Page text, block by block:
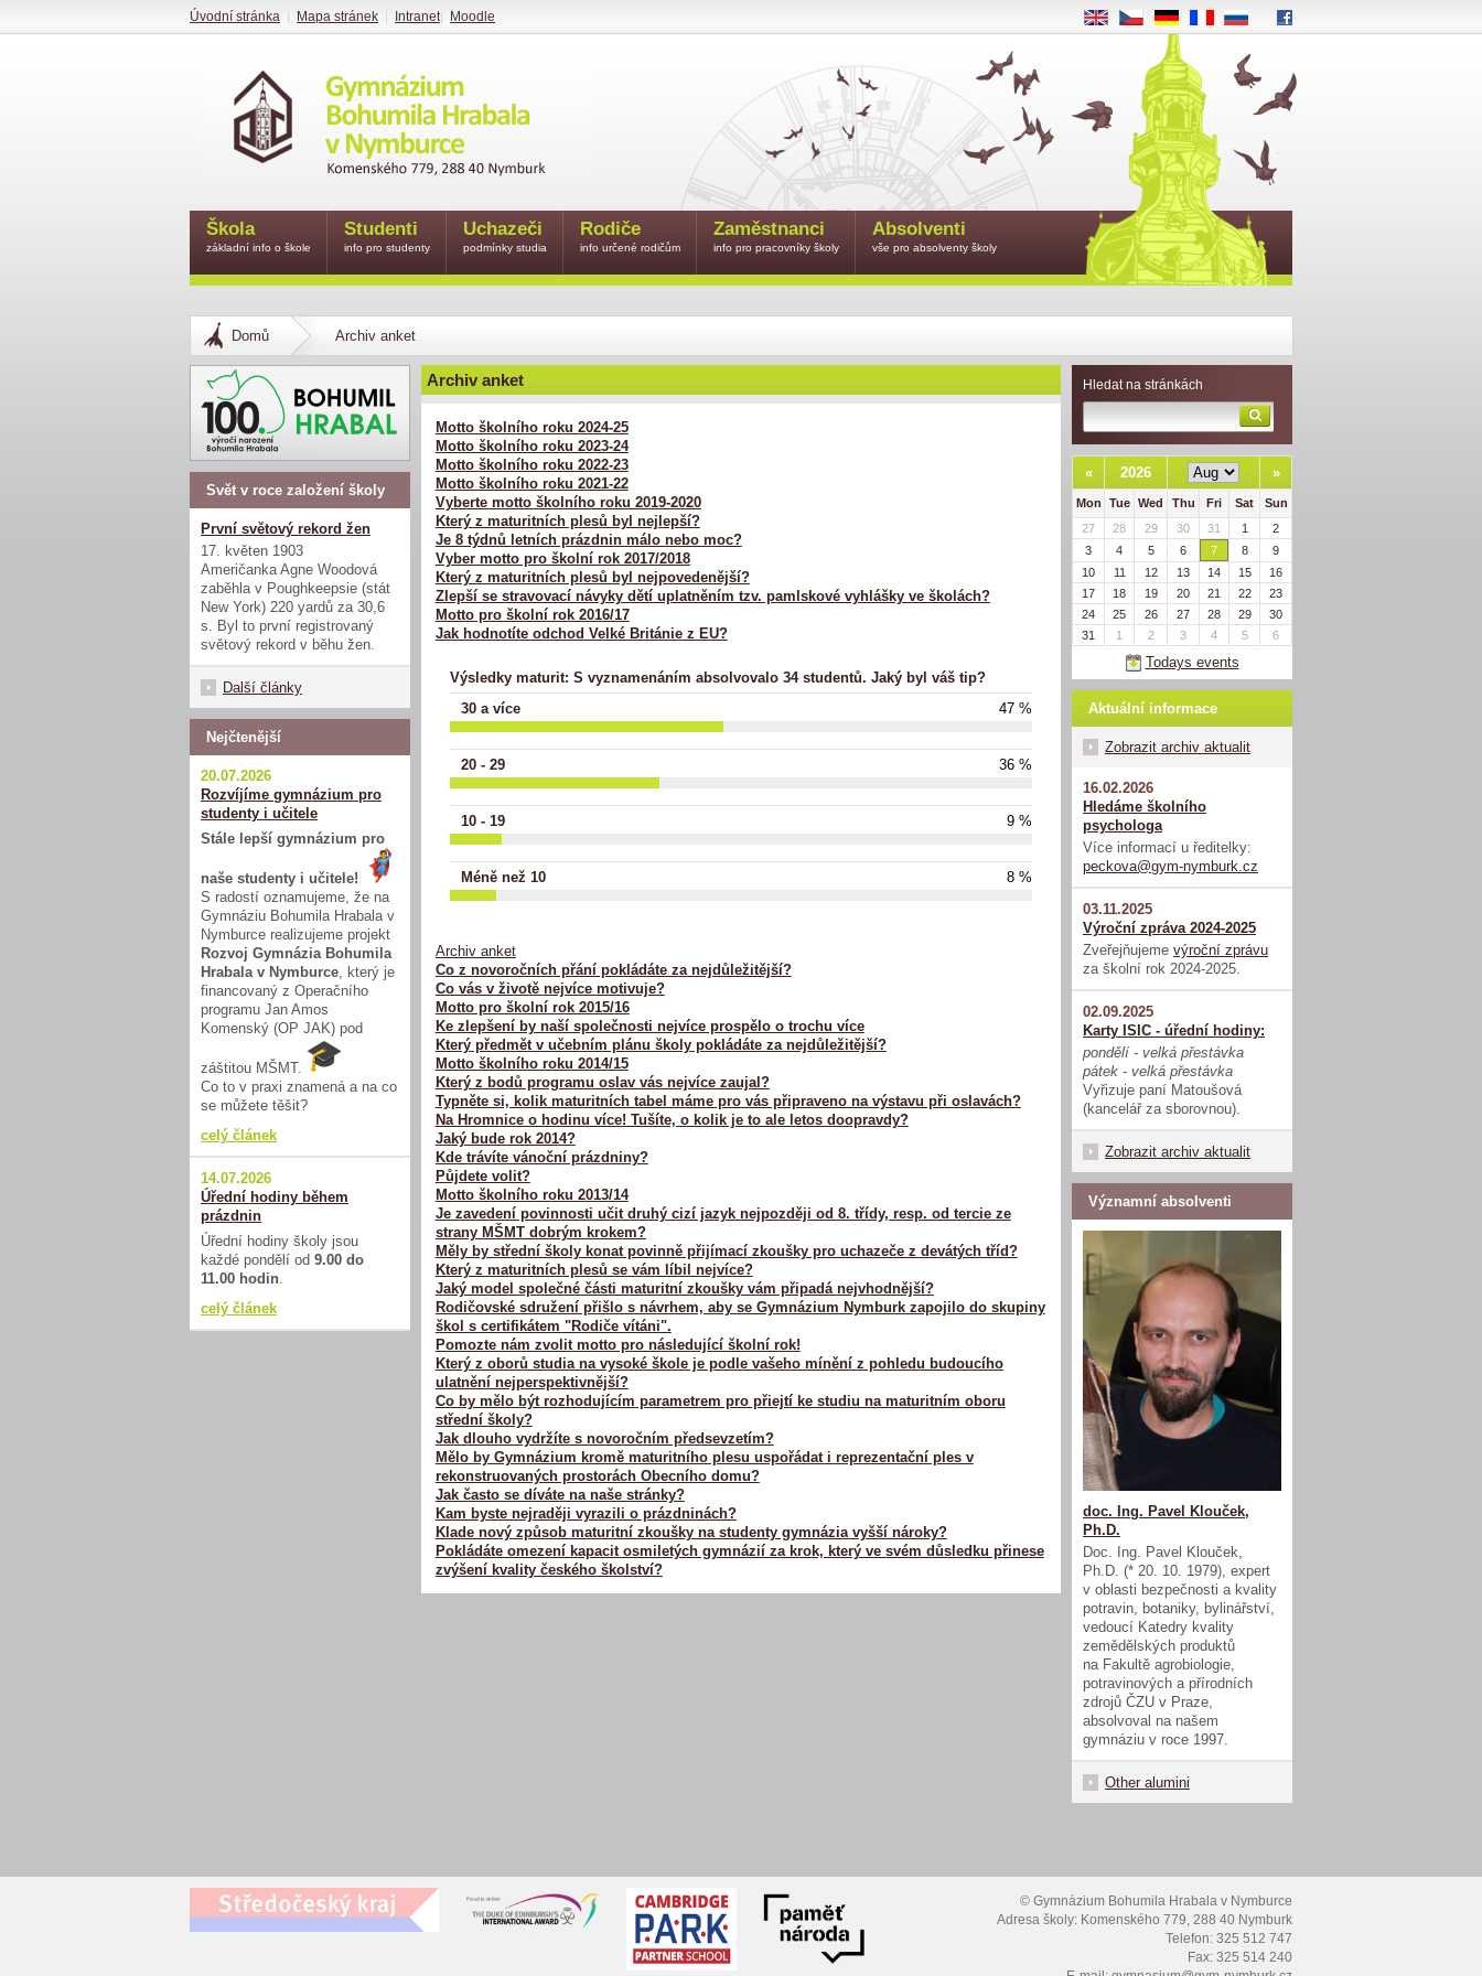
Domů Archiv anket
Archiv anket
Motto školního roku 2024-25
Motto školního roku 2023-24
Motto školního roku 2022-23
Motto školního roku 2021-22
Vyberte motto školního roku 2019-2020
Který z maturitních plesů byl nejlepší?
Je 8 týdnů letních prázdnin málo nebo moc?
Vyber motto pro školní rok 2017/2018
Který z maturitních plesů byl nejpovedenější?
Zlepší se stravovací návyky dětí uplatněním tzv. pamlskové vyhlášky ve školách?
Motto pro školní rok 2016/17
Jak hodnotíte odchod Velké Británie z EU?
Výsledky maturit: S vyznamenáním absolvovalo 34 studentů. Jaký byl váš tip?
30 a více
47 %
20 - 29 36 %
10 - 19 9 %
Méně než 10 8 %
Archiv anket
Co z novoročních přání pokládáte za nejdůležitější?
Co vás v životě nejvíce motivuje?
Motto pro školní rok 2015/16
Ke zlepšení by naší společnosti nejvíce prospělo o trochu více
Který předmět v učebním plánu školy pokládáte za nejdůležitější?
Motto školního roku 2014/15
Který z bodů programu oslav vás nejvíce zaujal?
Typněte si, kolik maturitních tabel máme pro vás připraveno na výstavu při oslavách?
Na Hromnice o hodinu více! Tušíte, o kolik je to ale letos doopravdy?
Jaký bude rok 2014?
Kde trávíte vánoční prázdniny?
Půjdete volit?
Motto školního roku 2013/14
Je zavedení povinnosti učit druhý cizí jazyk nejpozději od 8. třídy, resp. od tercie ze
strany MŠMT dobrým krokem?
Měly by střední školy konat povinně přijímací zkoušky pro uchazeče z devátých tříd?
Který z maturitních plesů se vám líbil nejvíce?
Jaký model společné části maturitní zkoušky vám připadá nejvhodnější?
Rodičovské sdružení přišlo s návrhem, aby se Gymnázium Nymburk zapojilo do skupiny
škol s certifikátem "Rodiče vítáni".
Pomozte nám zvolit motto pro následující školní rok!
Který z oborů studia na vysoké škole je podle vašeho mínění z pohledu budoucího
ulatnění nejperspektivnější?
Co by mělo být rozhodujícím parametrem pro přiejtí ke studiu na maturitním oboru
střední školy?
Jak dlouho vydržíte s novoročním předsevzetím?
Mělo by Gymnázium kromě maturitního plesu uspořádat i reprezentační ples v
rekonstruovaných prostorách Obecního domu?
Jak často se díváte na naše stránky?
Kam byste nejraději vyrazili o prázdninách?
Klade nový způsob maturitní zkoušky na studenty gymnázia vyšší nároky?
Pokládáte omezení kapacit osmiletých gymnázií za krok, který ve svém důsledku přinese
zvýšení kvality českého školství?
Hledat na stránkách
« 2026 »
Mon Tue Wed Thu Fri Sat
Sun
27
28 29 30 31 1
2
3
4 5 6 7 8
9
10
11 12 13 14 15
16
17
18 19 20 21 22
23
24
25 26 27 28 29
30
31
1 2 3 4 5 6
Todays events
Aktuální informace
Zobrazit archiv aktualit
16.02.2026
Hledáme školního
psychologa
Více informací u ředitelky:
peckova@gym-nymburk.cz
03.11.2025
Výroční zpráva 2024-2025
Zveřejňujeme výroční zprávu
za školní rok 2024-2025.
02.09.2025
Karty ISIC - úřední hodiny:
pondělí - velká přestávka
pátek - velká přestávka
Vyřizuje paní Matoušová
(kancelář za sborovnou).
Zobrazit archiv aktualit
Významní absolventi
doc. Ing. Pavel Klouček,
Ph.D.
Doc. Ing. Pavel Klouček,
Ph.D. (* 20. 10. 1979), expert
v oblasti bezpečnosti a kvality
potravin, botaniky, bylinářství,
vedoucí Katedry kvality
zemědělských produktů
na Fakultě agrobiologie,
potravinových a přírodních
zdrojů ČZU v Praze,
absolvoval na našem
gymnáziu v roce 1997.
Other alumini
Svět v roce založení školy
První světový rekord žen
17. květen 1903
Američanka Agne Woodová
zaběhla v Poughkeepsie (stát
New York) 220 yardů za 30,6
s. Byl to první registrovaný
světový rekord v běhu žen.
Další články
Nejčtenější
20.07.2026
Rozvíjíme gymnázium pro
studenty i učitele
Stále lepší gymnázium pro
naše studenty i učitele!
S radostí oznamujeme, že na
Gymnáziu Bohumila Hrabala v
Nymburce realizujeme projekt
Rozvoj Gymnázia Bohumila
Hrabala v Nymburce, který je
financovaný z Operačního
programu Jan Amos
Komenský (OP JAK) pod
záštitou MŠMT.
Co to v praxi znamená a na co
se můžete těšit?
celý článek
14.07.2026
Úřední hodiny během
prázdnin
Úřední hodiny školy jsou
každé pondělí od 9.00 do
11.00 hodin.
celý článek
Škola
základní info o škole
Studenti
info pro studenty
Uchazeči
podmínky studia
Rodiče
info určené rodičům
Zaměstnanci
info pro pracovníky školy
Absolventi
vše pro absolventy školy
© Gymnázium Bohumila Hrabala v Nymburce
Adresa školy: Komenského 779, 288 40 Nymburk
Telefon: 325 512 747
Fax: 325 514 240
Úvodní stránka Mapa stránek Intranet| Moodle EN CS DE RU